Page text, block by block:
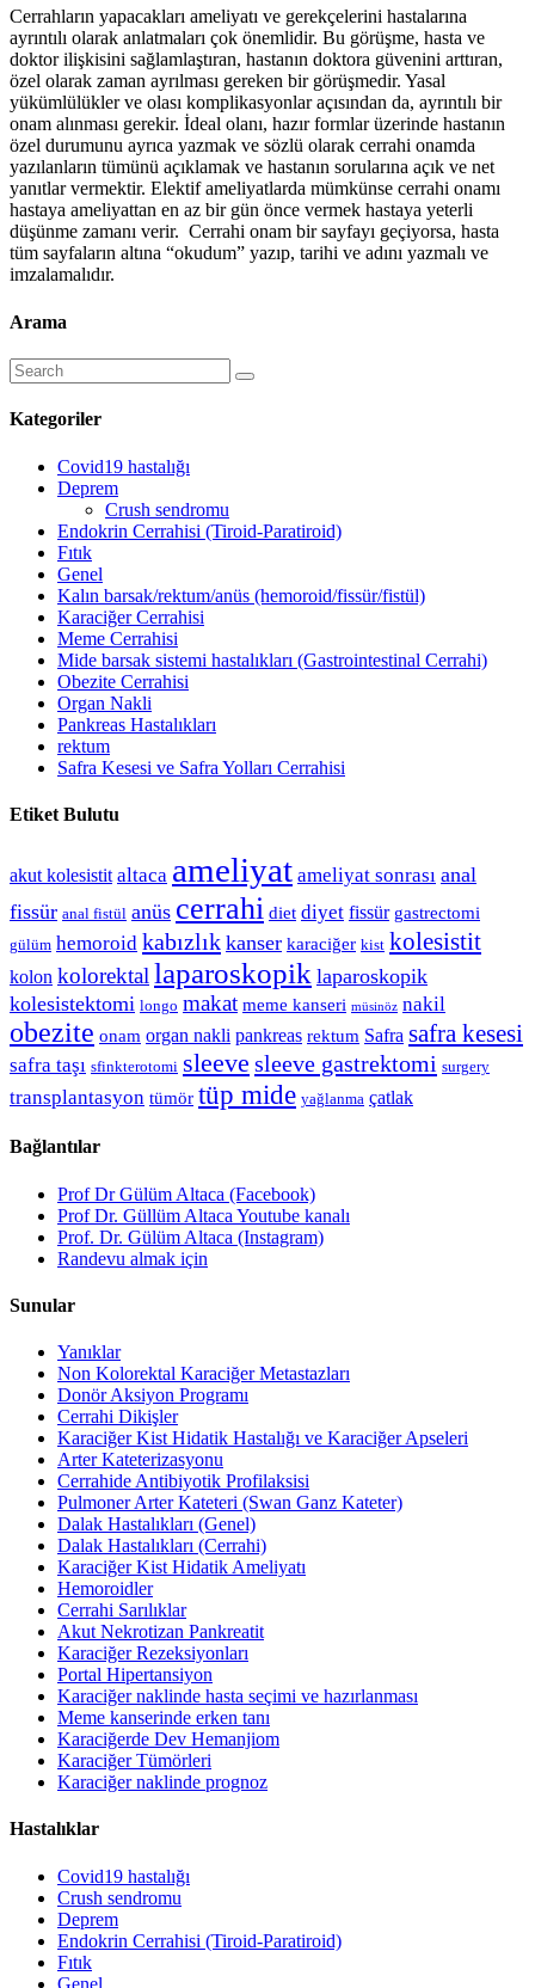
Cerrahların yapacakları ameliyatı ve gerekçelerini hastalarına
ayrıntılı olarak anlatmaları çok önemlidir. Bu görüşme, hasta ve
doktor ilişkisini sağlamlaştıran, hastanın doktora güvenini arttıran,
özel olarak zaman ayrılması gereken bir görüşmedir. Yasal
yükümlülükler ve olası komplikasyonlar açısından da, ayrıntılı bir
onam alınması gerekir. İdeal olanı, hazır formlar üzerinde hastanın
özel durumunu ayrıca yazmak ve sözlü olarak cerrahi onamda
yazılanların tümünü açıklamak ve hastanın sorularına açık ve net
yanıtlar vermektir. Elektif ameliyatlarda mümkünse cerrahi onamı
hastaya ameliyattan en az bir gün önce vermek hastaya yeterli
düşünme zamanı verir. Cerrahi onam bir sayfayı geçiyorsa, hasta
tüm sayfaların altına “okudum” yazıp, tarihi ve adını yazmalı ve
imzalamalıdır.
Arama
Kategoriler
Covid19 hastalığı
Deprem
Crush sendromu
Endokrin Cerrahisi (Tiroid-Paratiroid)
Fıtık
Genel
Kalın barsak/rektum/anüs (hemoroid/fissür/fistül)
Karaciğer Cerrahisi
Meme Cerrahisi
Mide barsak sistemi hastalıkları (Gastrointestinal Cerrahi)
Obezite Cerrahisi
Organ Nakli
Pankreas Hastalıkları
rektum
Safra Kesesi ve Safra Yolları Cerrahisi
Etiket Bulutu
akut kolesistit altaca ameliyat ameliyat sonrası anal
fissür anal fistül anüs cerrahi diet diyet fissür gastrectomi
gülüm hemoroid kabızlık kanser karaciğer kist kolesistit
kolon kolorektal laparoskopik laparoskopik
kolesistektomi longo makat meme kanseri müsinöz nakil
obezite onam organ nakli pankreas rektum Safra safra kesesi
safra taşı sfinkterotomi sleeve sleeve gastrektomi surgery
transplantasyon tümör tüp mide yağlanma çatlak
Bağlantılar
Prof Dr Gülüm Altaca (Facebook)
Prof Dr. Güllüm Altaca Youtube kanalı
Prof. Dr. Gülüm Altaca (Instagram)
Randevu almak için
Sunular
Yanıklar
Non Kolorektal Karaciğer Metastazları
Donör Aksiyon Programı
Cerrahi Dikişler
Karaciğer Kist Hidatik Hastalığı ve Karaciğer Apseleri
Arter Kateterizasyonu
Cerrahide Antibiyotik Profilaksisi
Pulmoner Arter Kateteri (Swan Ganz Kateter)
Dalak Hastalıkları (Genel)
Dalak Hastalıkları (Cerrahi)
Karaciğer Kist Hidatik Ameliyatı
Hemoroidler
Cerrahi Sarılıklar
Akut Nekrotizan Pankreatit
Karaciğer Rezeksiyonları
Portal Hipertansiyon
Karaciğer naklinde hasta seçimi ve hazırlanması
Meme kanserinde erken tanı
Karaciğerde Dev Hemanjiom
Karaciğer Tümörleri
Karaciğer naklinde prognoz
Hastalıklar
Covid19 hastalığı
Crush sendromu
Deprem
Endokrin Cerrahisi (Tiroid-Paratiroid)
Fıtık
Genel